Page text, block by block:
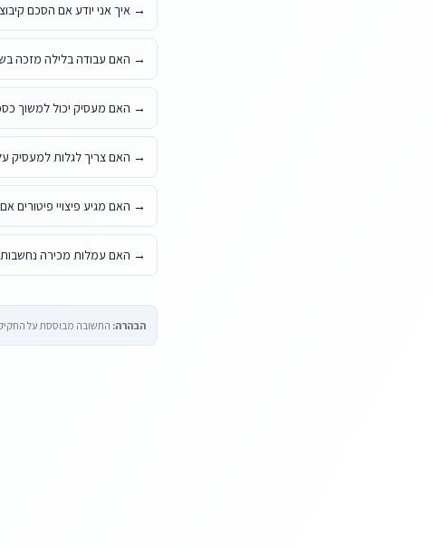
→ איך אני יודע אם הסכם
→ האם עבודה בלילה מזכה
→ האם מעסיק יכול למשוך
→ האם צריך לגלות למעסיק
→ האם מגיע פיצויי פיטורים
→ האם עמלות מכירה
הבהרה: התשובה מבוססת על